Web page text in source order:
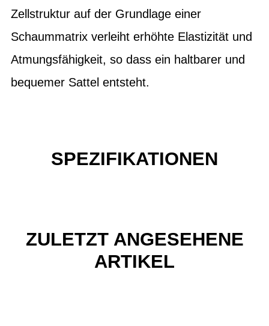
Zellstruktur auf der Grundlage einer
Schaummatrix verleiht erhöhte Elastizität und
Atmungsfähigkeit, so dass ein haltbarer und
bequemer Sattel entsteht.
SPEZIFIKATIONEN
ZULETZT ANGESEHENE
ARTIKEL